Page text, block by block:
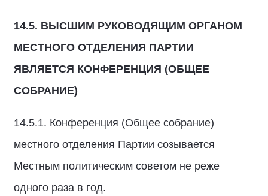
14.5. ВЫСШИМ РУКОВОДЯЩИМ ОРГАНОМ
МЕСТНОГО ОТДЕЛЕНИЯ ПАРТИИ
ЯВЛЯЕТСЯ КОНФЕРЕНЦИЯ (ОБЩЕЕ
СОБРАНИЕ)
14.5.1. Конференция (Общее собрание)
местного отделения Партии созывается
Местным политическим советом не реже
одного раза в год.